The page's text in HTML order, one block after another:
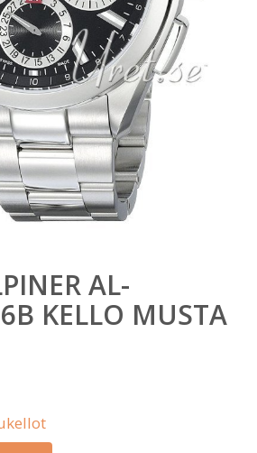
AL-
KELLO MUSTA